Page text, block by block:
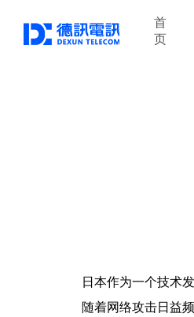
首
页
日本作为一个技术
随着网络攻击日益